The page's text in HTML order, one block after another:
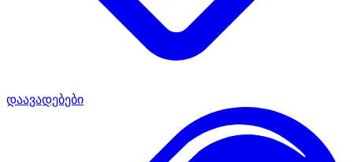
დაავადებები